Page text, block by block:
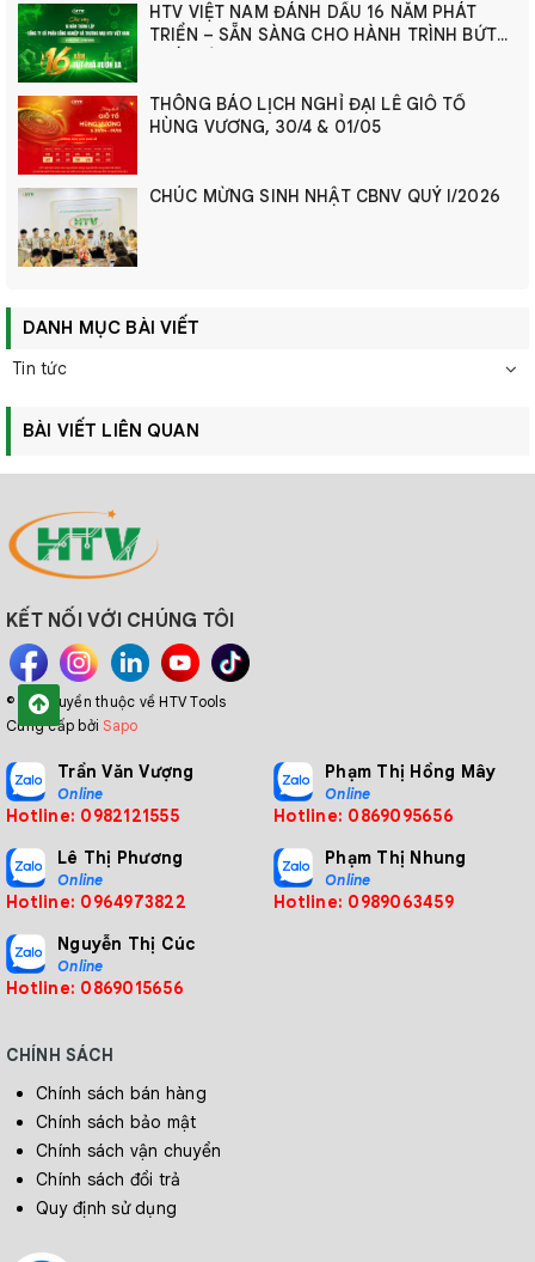
HTV VIỆT NAM ĐÁNH DẤU 16 NĂM PHÁT
TRIỂN – SẴN SÀNG CHO HÀNH TRÌNH BỨT
THÔNG BÁO LỊCH NGHỈ ĐẠI LỄ GIỖ TỔ
HÙNG VƯƠNG, 30/4 & 01/05
CHÚC MỪNG SINH NHẬT CBNV QUÝ I/2026
DANH MỤC BÀI VIẾT
Tin tức
BÀI VIẾT LIÊN QUAN
KẾT NỐI VỚI CHÚNG TÔI
© Bản quyền thuộc về HTV Tools
Cung cấp bởiSapo
Trần Văn Vượng
Online
Hotline: 0982121555
Phạm Thị Hồng Mây
Online
Hotline: 0869095656
Lê Thị Phương
Online
Hotline: 0964973822
Phạm Thị Nhung
Online
Hotline: 0989063459
Nguyễn Thị Cúc
Online
Hotline: 0869015656
CHÍNH SÁCH
Chính sách bán hàng
Chính sách bảo mật
Chính sách vận chuyển
Chính sách đổi trả
Quy định sử dụng